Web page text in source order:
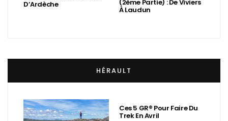
D’Ardèche (2ème Partie) : De Viviers
À Laudun
HÉRAULT
Ces 5 GR® Pour Faire Du
Trek En Avril